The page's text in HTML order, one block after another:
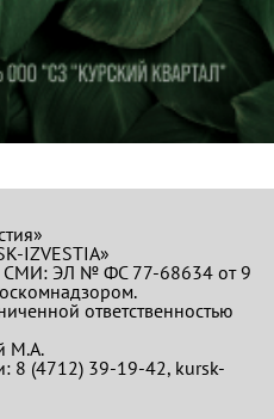
IZVESTIA»
СМИ: ЭЛ № ФС 77-68634 от 9
ответственностью
М.А.
8 (4712) 39-19-42, kursk-